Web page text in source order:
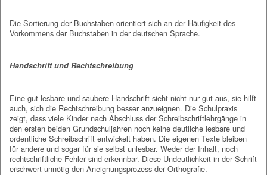
Die Sortierung der Buchstaben orientiert sich an der Häufigkeit des
Vorkommens der Buchstaben in der deutschen Sprache.
Handschrift und Rechtschreibung
Eine gut lesbare und saubere Handschrift sieht nicht nur gut aus, sie hilft
auch, sich die Rechtschreibung besser anzueignen. Die Schulpraxis
zeigt, dass viele Kinder nach Abschluss der Schreibschriftlehrgänge in
den ersten beiden Grundschuljahren noch keine deutliche lesbare und
ordentliche Schreibschrift entwickelt haben. Die eigenen Texte bleiben
für andere und sogar für sie selbst unlesbar. Weder der Inhalt, noch
rechtschriftliche Fehler sind erkennbar. Diese Undeutlichkeit in der Schrift
erschwert unnötig den Aneignungsprozess der Orthografie.